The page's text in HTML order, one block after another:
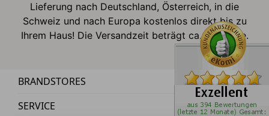
Lieferung nach Deutschland, Österreich, in die
Schweiz und nach Europa kostenlos direkt bis zu
Ihrem Haus! Die Versandzeit beträgt ca. 2-3 Tage.
BRANDSTORES
SERVICE